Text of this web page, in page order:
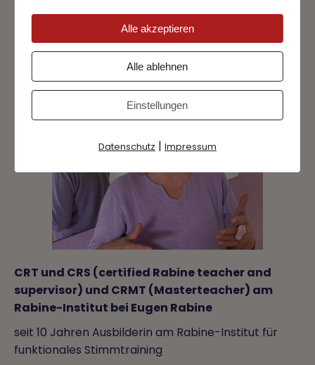
CRT und CRS (certified Rabine teacher and
supervisor) und CRMT (Masterteacher) am
Rabine-Institut bei Eugen Rabine
seit 10 Jahren Ausbilderin am Rabine-Institut für
funktionales Stimmtraining
Alle akzeptieren
Alle ablehnen
Einstellungen
Datenschutz | Impressum